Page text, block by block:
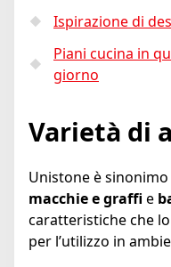
Ispirazione di
Piani cucina in
giorno
Varietà di
Unistone è sinonimo
macchie e graffi e
caratteristiche che
per l’utilizzo in